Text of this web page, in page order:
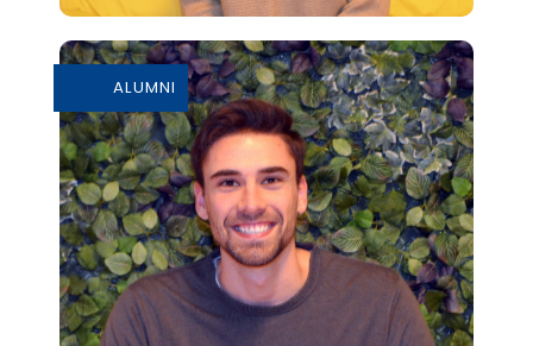
conçue à la main par des artisans
marocains
En savoir plus
ALUMNI